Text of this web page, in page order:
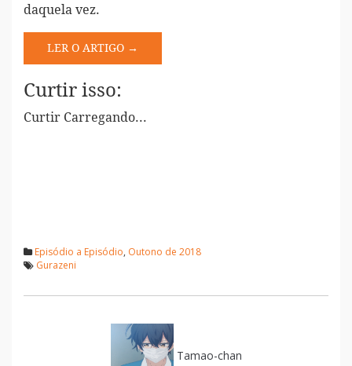
daquela vez.
LER O ARTIGO →
Curtir isso:
Curtir Carregando...
Episódio a Episódio, Outono de 2018
Gurazeni
Tamao-chan